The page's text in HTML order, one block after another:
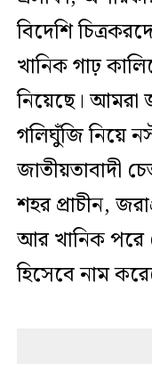
বিদেশি
খানিক গাঢ়
নিয়েছে। আমরা
গলিঘুঁজি নিয়ে
জাতীয়তাবাদী
শহর প্রাচীন,
আর খানিক পরে
হিসেবে নাম